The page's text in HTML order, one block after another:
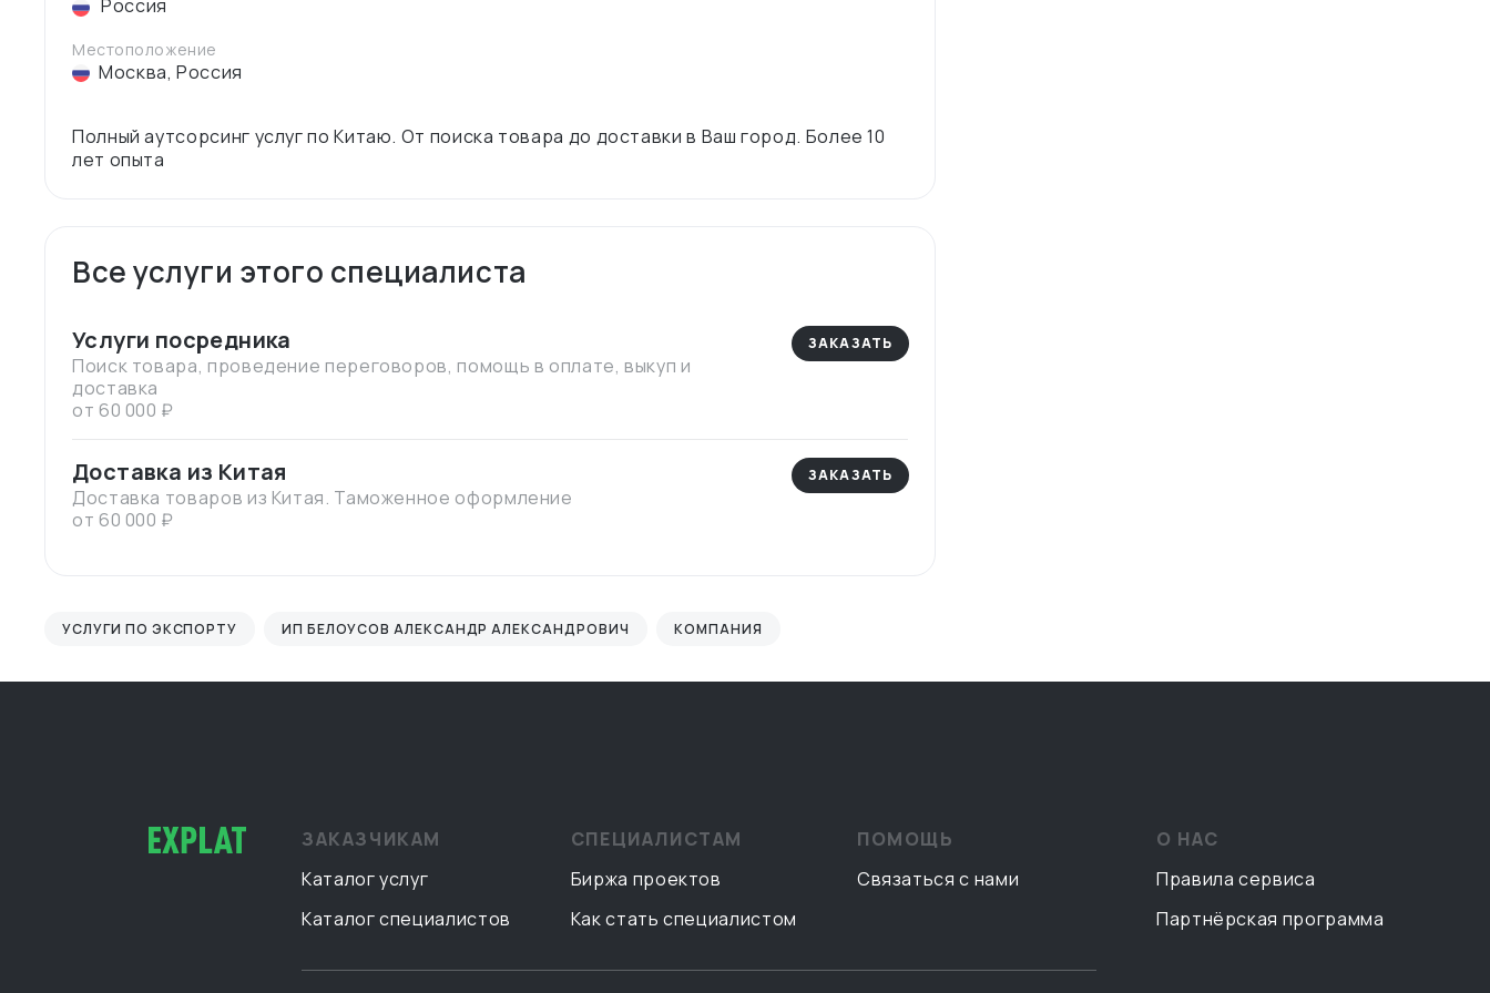
Россия
Местоположение
Москва,Россия
Полный аутсорсинг услуг по Китаю. От поиска товара до доставки в Ваш город. Более 10
Все услуги этого специалиста
Услуги посредника
Поиск товара, проведение переговоров, помощь в оплате, выкуп и
доставка
от 60 000 ₽
ЗАКАЗАТЬ
Доставка из Китая
Доставка товаров из Китая. Таможенное оформление
от 60 000 ₽
ЗАКАЗАТЬ
УСЛУГИ ПО ЭКСПОРТУ ИП БЕЛОУСОВ АЛЕКСАНДР АЛЕКСАНДРОВИЧ КОМПАНИЯ
ЗАКАЗЧИКАМ
Каталог услуг
Каталог специалистов
СПЕЦИАЛИСТАМ
Биржа проектов
Как стать специалистом
ПОМОЩЬ
Связаться с нами
О НАС
Правила сервиса
Партнёрская программа